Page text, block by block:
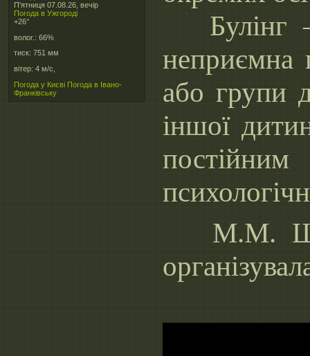
П'ятниця 07.08.26, вечір
Погода в Ужгороді
+26°
волог.: 66%
тиск: 751 мм
вітер: 4 м/с,
Погода у Києві Погода в Івано-
Франківську
Булінг –
неприємна
або групи
іншої
М.М.